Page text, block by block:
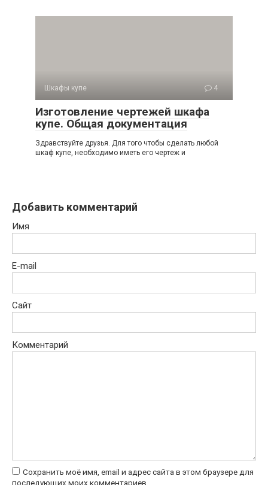
Шкафы купе 4
Изготовление чертежей шкафа
купе. Общая документация
Здравствуйте друзья. Для того чтобы сделать любой
шкаф купе, необходимо иметь его чертеж и
Добавить комментарий
Имя
E-mail
Сайт
Комментарий
Сохранить моё имя, email и адрес сайта в этом браузере для
последующих моих комментариев.